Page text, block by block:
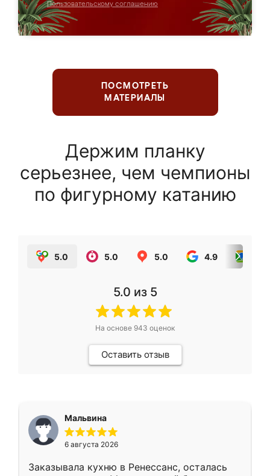
Пользовательскому соглашению
ПОСМОТРЕТЬ
МАТЕРИАЛЫ
Держим планку
серьезнее, чем чемпионы
по фигурному катанию
5.0 5.0 5.0 4.9
5.0 из 5
На основе 943 оценок
Оставить отзыв
Мальвина
6 августа 2026
Заказывала кухню в Ренессанс, осталась